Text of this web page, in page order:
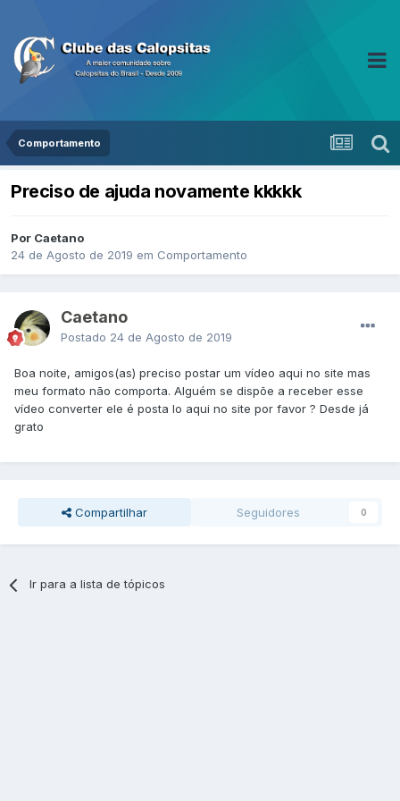
Comportamento
Preciso de ajuda novamente kkkkk
Por Caetano
24 de Agosto de 2019 em Comportamento
Caetano
Postado 24 de Agosto de 2019
Boa noite, amigos(as) preciso postar um vídeo aqui no site mas
meu formato não comporta. Alguém se dispõe a receber esse
vídeo converter ele é posta lo aqui no site por favor ? Desde já
grato
Compartilhar Seguidores 0
Ir para a lista de tópicos